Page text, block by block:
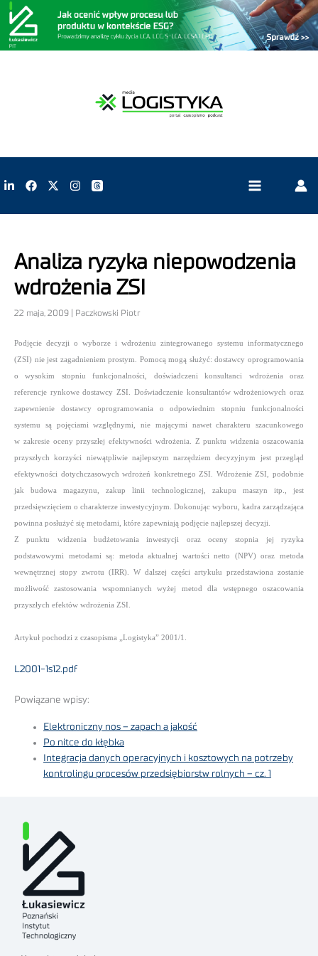
Analiza ryzyka niepowodzenia
wdrożenia ZSI
22 maja, 2009 | Paczkowski Piotr
Podjęcie decyzji o wyborze i wdrożeniu zintegrowanego systemu informatycznego
(ZSI) nie jest zagadnieniem prostym. Pomocą mogą służyć: dostawcy oprogramowania
o wysokim stopniu funkcjonalności, doświadczeni konsultanci wdrożenia oraz
referencje rynkowe dostawcy ZSI. Doświadczenie konsultantów wdrożeniowych oraz
zapewnienie dostawcy oprogramowania o odpowiednim stopniu funkcjonalności
systemu są pojęciami względnymi, nie mającymi nawet charakteru szacunkowego
w zakresie oceny przyszłej efektywności wdrożenia. Z punktu widzenia oszacowania
przyszłych korzyści niewątpliwie najlepszym narzędziem decyzyjnym jest przegląd
efektywności dotychczasowych wdrożeń konkretnego ZSI. Wdrożenie ZSI, podobnie
jak budowa magazynu, zakup linii technologicznej, zakupu maszyn itp., jest
przedsięwzięciem o charakterze inwestycyjnym. Dokonując wyboru, kadra zarządzająca
powinna posłużyć się metodami, które zapewniają podjęcie najlepszej decyzji.
Z punktu widzenia budżetowania inwestycji oraz oceny stopnia jej ryzyka
podstawowymi metodami są: metoda aktualnej wartości netto (NPV) oraz metoda
wewnętrznej stopy zwrotu (IRR). W dalszej części artykułu przedstawiona zostanie
możliwość zastosowania wspomnianych wyżej metod dla wstępnego oszacowania
przyszłych efektów wdrożenia ZSI.
Artykuł pochodzi z czasopisma „Logistyka” 2001/1.
L2001-1s12.pdf
Powiązane wpisy:
Elektroniczny nos – zapach a jakość
Po nitce do kłębka
Integracja danych operacyjnych i kosztowych na potrzeby
kontrolingu procesów przedsiębiorstw rolnych – cz. 1